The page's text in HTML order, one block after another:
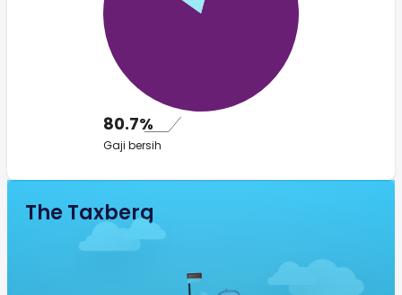
80.7%
Gaji bersih
The Taxberg